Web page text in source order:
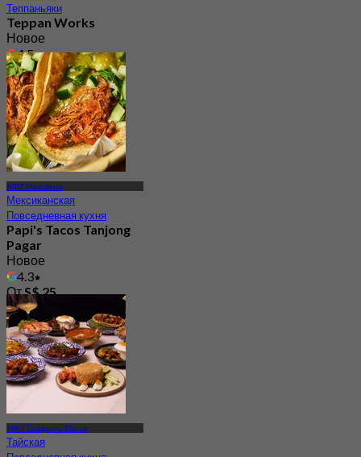
Теппаньяки
Teppan Works
Новое
4.5
ОтS$ 39.5
MRT Максвелл
Мексиканская
Повседневная кухня
Papi's Tacos Tanjong
Pagar
Новое
4.3
ОтS$ 25
MRT Танджонг Пагар
Тайская